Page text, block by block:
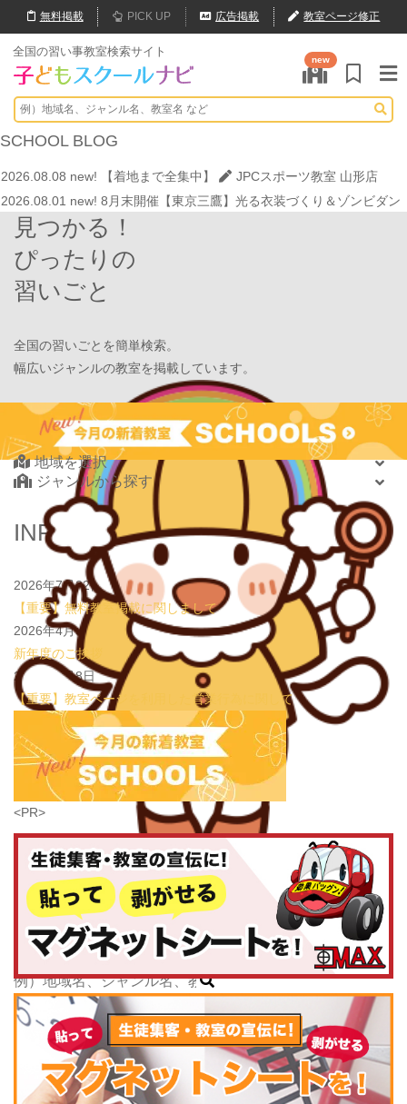
無料掲載 PICK UP 広告掲載 教室ページ修正
全国の習い事教室検索サイト
new
SCHOOL BLOG
2026.07.29 new! 【第24回ファミリードーム杯小学生軟式野球大会】
JPCスポーツ教室 山形店
2026.08.08 new! 【着地まで全集中】
JPCスポーツ教室 山形店
2026.08.01 new! 8月末開催【東京三鷹】光る衣装づくり＆ゾンビダン
スでハロウィンを楽しもう👻
2026.08.01
new! 【鶴見の受験生必見】偏差値38から早稲田・慶應に
大逆転合格！あえて「捨てた」3つの常識
2026.08.01 new!
JPCスポーツ教室 山形店
2026.08.08 new! ゼロからの勉強習慣でMARCH合格！学習塾PLAN B.
学習塾PLAN B. 鶴見校
2026.08.08
new! 【着地まで全集中】
JPCスポーツ教室 山形店
2026.08.01
new! 8月末開催【東京三鷹】光る衣装づくり＆ゾンビダン
スでハロウィンを楽しもう👻
表現教室そうぞう
2026.08.01 new! 【鶴見の受験生必見】偏差値38から早稲田・慶應に
大逆転合格！あえて「捨てた」3つの常識
学習塾PLAN B. 鶴見校
2026.08.01
心を育てる時間は今！1歳2歳
いのまた音楽教室
2026.07.29 new!
【第24回ファミリードーム杯小学生軟式野球大会】
JPCスポーツ教室 山形店
見つかる！
ぴったりの
習いごと
全国の習いごとを簡単検索。
幅広いジャンルの教室を掲載しています。
子どもスクールナビ
公式キャラクター
掲載教室数173,463件
ジャンル数135件
6/24現在
Find Your School
地域を選択
北海道・東北
北海道
岩手県
宮城県
秋田県
山形県
福島県
関東
栃木県
群馬県
埼玉県
千葉県
東京都
神奈川県
中部
新潟県
富山県
石川県
福井県
山梨県
長野県
岐阜県
静岡県
愛知県
ジャンルから探す
学習教室(5437)
スポーツ・運動(2745)
INFORMATION
2026年7月22日
【重要】無料教室掲載に関しまして
2026年4月3日
新年度のご挨拶
2026年1月8日
【重要】教室ページを利用した営業行為に関して
<PR>